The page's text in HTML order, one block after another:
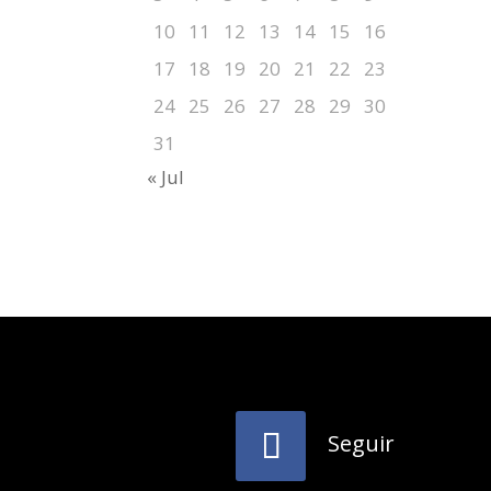
10
11 12 13 14 15
16
17
18 19 20 21 22
23
24 25 26 27 28 29 30
31
« Jul
Seguir